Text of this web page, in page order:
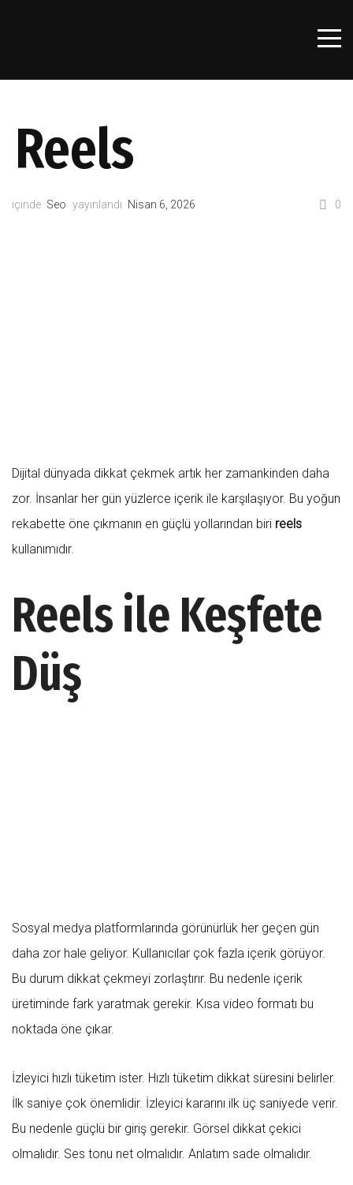
Reels
içinde Seo yayınlandı Nisan 6, 2026 0
Dijital dünyada dikkat çekmek artık her zamankinden daha
zor. İnsanlar her gün yüzlerce içerik ile karşılaşıyor. Bu yoğun
rekabette öne çıkmanın en güçlü yollarından biri reels
kullanımıdır.
Reels ile Keşfete
Düş
Sosyal medya platformlarında görünürlük her geçen gün
daha zor hale geliyor. Kullanıcılar çok fazla içerik görüyor.
Bu durum dikkat çekmeyi zorlaştırır. Bu nedenle içerik
üretiminde fark yaratmak gerekir. Kısa video formatı bu
noktada öne çıkar.
İzleyici hızlı tüketim ister. Hızlı tüketim dikkat süresini belirler.
İlk saniye çok önemlidir. İzleyici kararını ilk üç saniyede verir.
Bu nedenle güçlü bir giriş gerekir. Görsel dikkat çekici
olmalıdır. Ses tonu net olmalıdır. Anlatım sade olmalıdır.